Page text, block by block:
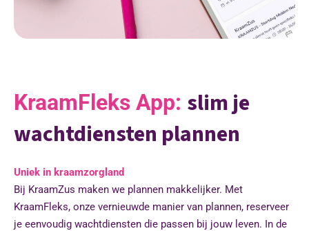
KraamFleks App: slim je
wachtdiensten plannen
Uniek in kraamzorgland
Bij KraamZus maken we plannen makkelijker. Met
KraamFleks, onze vernieuwde manier van plannen, reserveer
je eenvoudig wachtdiensten die passen bij jouw leven. In de